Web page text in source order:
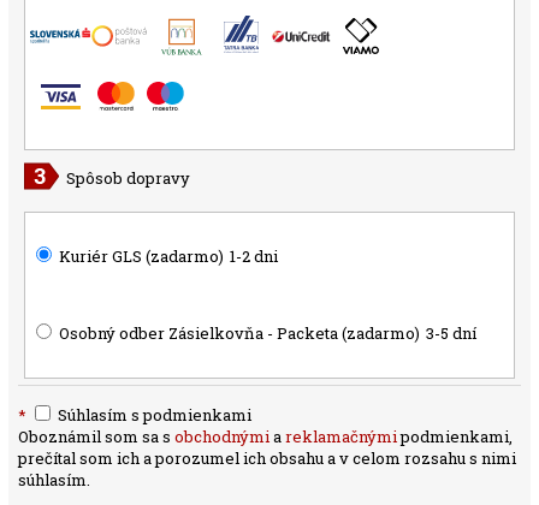
Spôsob dopravy
Kuriér GLS (zadarmo) 1-2 dni
Osobný odber Zásielkovňa - Packeta (zadarmo) 3-5 dní
*
Súhlasím s podmienkami
Oboznámil som sa sobchodnými areklamačnýmipodmienkami,
prečítal som ich a porozumel ich obsahu a v celom rozsahu s nimi
súhlasím.